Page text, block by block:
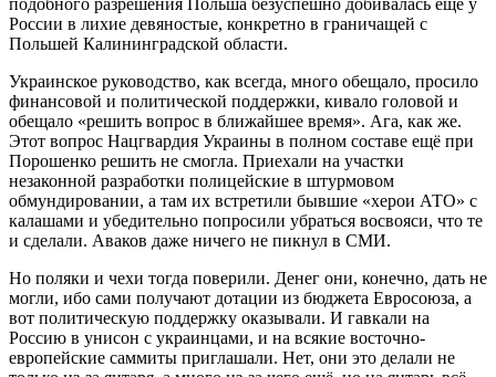
России в лихие девяностые, конкретно в граничащей с
Польшей Калининградской области.
Украинское руководство, как всегда, много обещало, просило
финансовой и политической поддержки, кивало головой и
обещало «решить вопрос в ближайшее время». Ага, как же.
Этот вопрос Нацгвардия Украины в полном составе ещё при
Порошенко решить не смогла. Приехали на участки
незаконной разработки полицейские в штурмовом
обмундировании, а там их встретили бывшие «херои АТО» с
калашами и убедительно попросили убраться восвояси, что те
и сделали. Аваков даже ничего не пикнул в СМИ.
Но поляки и чехи тогда поверили. Денег они, конечно, дать не
могли, ибо сами получают дотации из бюджета Евросоюза, а
вот политическую поддержку оказывали. И гавкали на
Россию в унисон с украинцами, и на всякие восточно-
европейские саммиты приглашали. Нет, они это делали не